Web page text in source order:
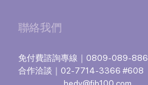
聯絡我們
免付費諮詢專線｜0809-089-886
合作洽談｜02-7714-3366 #608